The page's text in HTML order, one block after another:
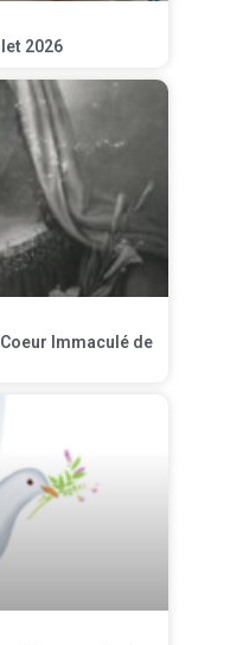
2026
Immaculé de